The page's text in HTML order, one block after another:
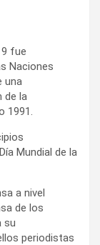
fue
Naciones
una
de la
1991.
Mundial de la
a nivel
de los
su
periodistas